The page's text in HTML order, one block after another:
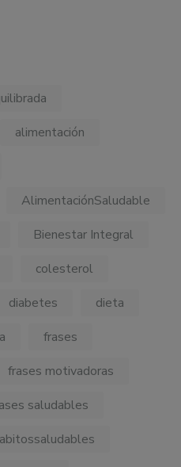
alimentación
AlimentaciónSaludable
Bienestar Integral
colesterol
diabetes
dieta
frases
frases motivadoras
saludables